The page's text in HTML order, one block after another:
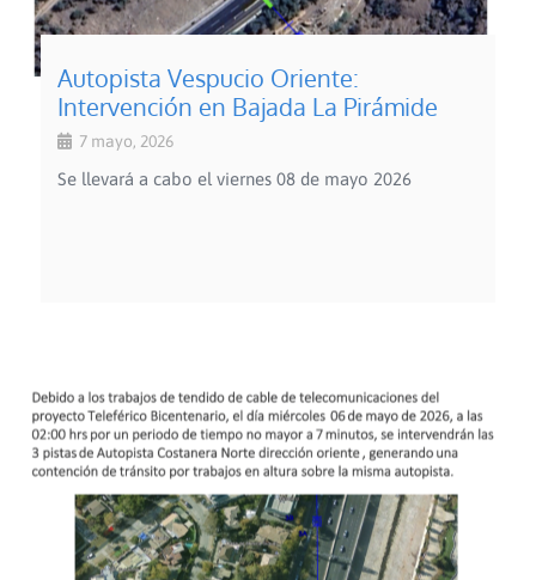
Autopista Vespucio Oriente:
Intervención en Bajada La Pirámide
7 mayo, 2026
Se llevará a cabo el viernes 08 de mayo 2026